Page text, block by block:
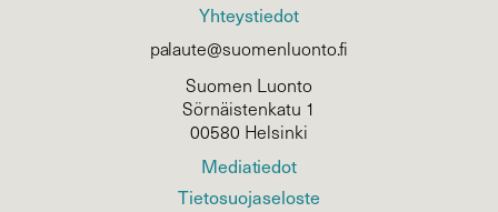
Yhteystiedot
palaute@suomenluonto.fi
Suomen Luonto
Sörnäistenkatu 1
00580 Helsinki
Mediatiedot
Tietosuojaseloste